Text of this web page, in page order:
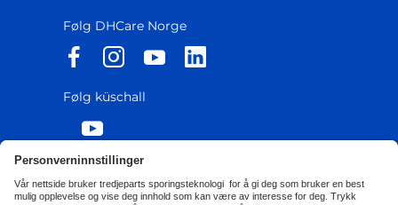
Personvernerklæring
Retningslinjer for
Følg DHCare Norge
Følg küschall